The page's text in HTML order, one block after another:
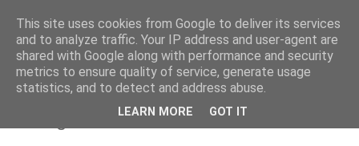
This site uses cookies from Google to deliver its services
and to analyze traffic. Your IP address and user-agent are
shared with Google along with performance and security
metrics to ensure quality of service, generate usage
statistics, and to detect and address abuse.
LEARN MORE GOT IT